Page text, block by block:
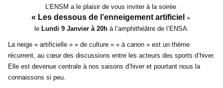
L’ENSM a le plaisir de vous inviter à la soirée
« Les dessous de l’enneigement artificiel »
le Lundi 9 Janvier à 20h à l’amphithéâtre de l’ENSA.
La neige « artificielle » « de culture » « à canon » est un thème
récurrent, au cœur des discussions entre les acteurs des sports d’hiver.
Elle est devenue centrale à nos saisons d’hiver et pourtant nous la
connaissons si peu.